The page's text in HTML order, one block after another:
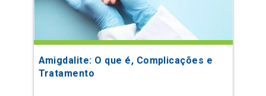
Amigdalite: O que é, Complicações e
Tratamento